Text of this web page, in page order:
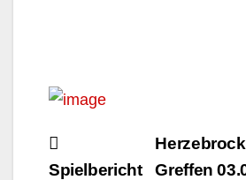
Greffen
Spielbericht